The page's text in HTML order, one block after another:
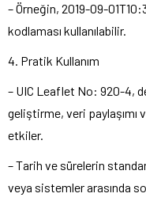
– Örneğin, 2019-09-
kodlaması kullanılabilir.
4. Pratik Kullanım
– UIC Leaflet No: 920-4,
geliştirme, veri paylaşımı
etkiler.
– Tarih ve sürelerin
veya sistemler arasında